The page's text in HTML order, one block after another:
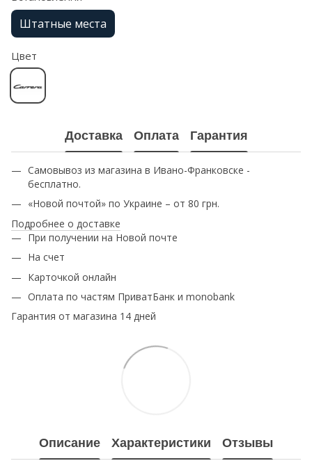
Штатные места
Цвет
Доставка Оплата Гарантия
Самовывоз из магазина в Ивано-Франковске -
бесплатно.
«Новой почтой» по Украине – от 80 грн.
Подробнее о доставке
При получении на Новой почте
На счет
Карточкой онлайн
Оплата по частям ПриватБанк и monobank
Гарантия от магазина 14 дней
Описание Характеристики Отзывы